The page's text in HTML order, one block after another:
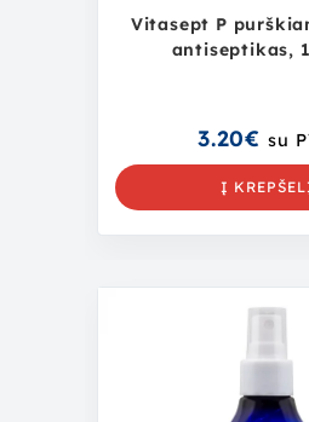
Vitasept P
antiseptikas,
3.20€ su
Į